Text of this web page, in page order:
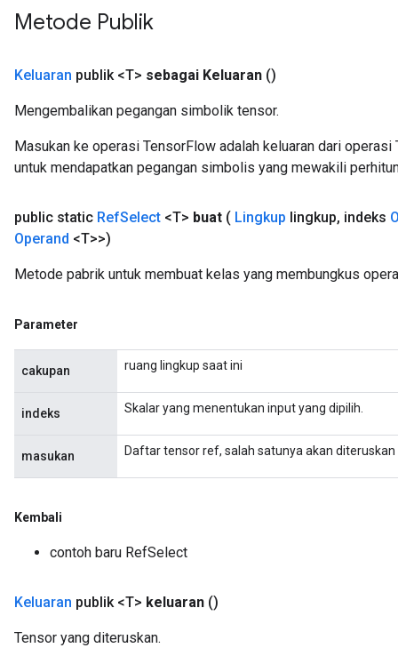
Metode Publik
Keluaran publik <T> sebagai Keluaran ()
Mengembalikan pegangan simbolik tensor.
Masukan ke operasi TensorFlow adalah keluaran dari
untuk mendapatkan pegangan simbolis yang mewakili
public static RefSelect <T> buat ( Lingkup lingkup, indeks
Operand <T>>)
Metode pabrik untuk membuat kelas yang membungkus
Parameter
cakupan ruang lingkup saat ini
indeks Skalar yang menentukan input yang dipilih.
masukan Daftar tensor ref, salah satunya akan diteruskan
Kembali
contoh baru RefSelect
Keluaran publik <T> keluaran ()
Tensor yang diteruskan.